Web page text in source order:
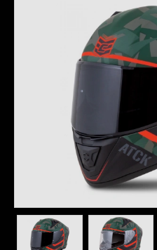
ROBBANÓMOTOROS
SIMSON ALKATRÉSZEK
AKKUMULÁTOR (ROBOGÓ,
BERÚGÓ ALKATRÉSZEK
BOWDENEK, SPIRÁLOK
CSAPÁGYAK, SZIMERINGEK
DOBOZOK, BOXOK,
DONGÓ MOTOR ALKATRÉSZEK
ELEKTROMOS ALKATRÉSZEK
FÉKRENDSZER ÉS
FELNI (MOTOR, QUAD)